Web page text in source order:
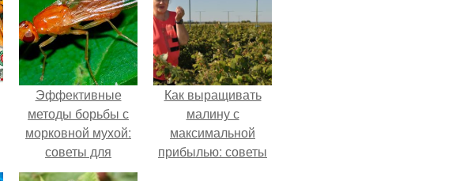
Эффективные
методы борьбы с
морковной мухой:
советы для
садоводов
Как выращивать
малину с
максимальной
прибылью: советы